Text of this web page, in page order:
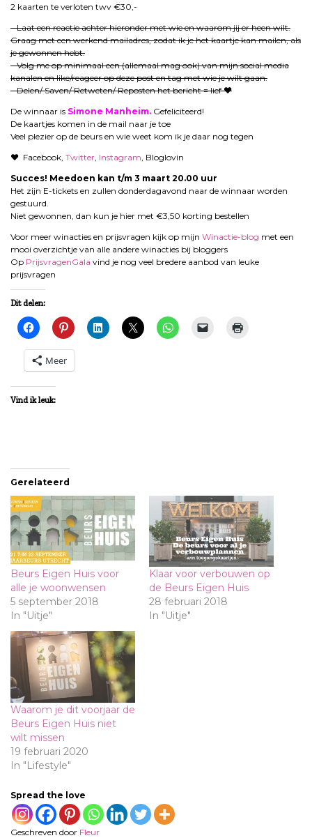
2 kaarten te verloten twv €30,-
– Laat een reactie achter hieronder met wie en waarom jij er heen wilt.
Graag met een werkend mailadres, zodat ik je het kaartje kan mailen, als
je gewonnen hebt.
– Volg me op minimaal een (allemaal mag ook) van mijn social media
kanalen en like/reageer op deze post en tag met wie je wilt gaan.
– Delen/ Saven/ Retweten/ Reposten het bericht = lief ♥
De winnaar is Simone Manheim. Gefeliciteerd!
De kaartjes komen in de mail naar je toe
Veel plezier op de beurs en wie weet kom ik je daar nog tegen
♥ Facebook, Twitter, Instagram, Bloglovin
Succes! Meedoen kan t/m 3 maart 20.00 uur
Het zijn E-tickets en zullen donderdagavond naar de winnaar worden
gestuurd.
Niet gewonnen, dan kun je hier met €3,50 korting bestellen
Voor meer winacties en prijsvragen kijk op mijn Winactie-blog met een
mooi overzichtje van alle andere winacties bij bloggers
Op PrijsvragenGala vind je nog veel bredere aanbod van leuke
prijsvragen
Dit delen:
Meer
Vind ik leuk:
Gerelateerd
Beurs Eigen Huis voor
alle je woonwensen
5 september 2018
In "Uitje"
Klaar voor verbouwen op
de Beurs Eigen Huis
28 februari 2018
In "Uitje"
Waarom je dit voorjaar de
Beurs Eigen Huis niet
wilt missen
19 februari 2020
In "Lifestyle"
Spread the love
Geschreven door Fleur